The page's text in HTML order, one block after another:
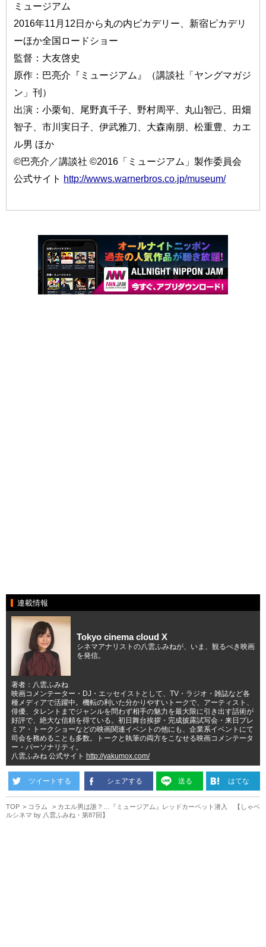
ミュージアム
2016年11月12日から丸の内ピカデリー、新宿ピカデリ
ーほか全国ロードショー
監督：大友啓史
原作：巴亮介『ミュージアム』（講談社「ヤングマガジ
ン」刊）
出演：小栗旬、尾野真千子、野村周平、丸山智己、田畑
智子、市川実日子、伊武雅刀、大森南朋、松重豊、カエ
ル男 ほか
©巴亮介／講談社 ©2016「ミュージアム」製作委員会
公式サイト http://wwws.warnerbros.co.jp/museum/
連載情報
Tokyo cinema cloud X
シネマアナリストの八雲ふみねが、いま、観るべき映画
を発信。
著者：八雲ふみね
映画コメンテーター・DJ・エッセイストとして、TV・ラジオ・雑誌など各
種メディアで活躍中。機転の利いた分かりやすいトークで、アーティスト、
俳優、タレントまでジャンルを問わず相手の魅力を最大限に引き出す話術が
好評で、絶大な信頼を得ている。初日舞台挨拶・完成披露試写会・来日プレ
ミア・トークショーなどの映画関連イベントの他にも、企業系イベントにて
司会を務めることも多数。トークと執筆の両方をこなせる映画コメンテータ
ー・パーソナリティ。
八雲ふみね 公式サイト
http://yakumox.com/
ツイートする シェアする 送る はてな
TOP コラム
カエル男は誰？…『ミュージアム』レッドカーペット潜入 【しゃベ
ルシネマ by 八雲ふみね・第87回】